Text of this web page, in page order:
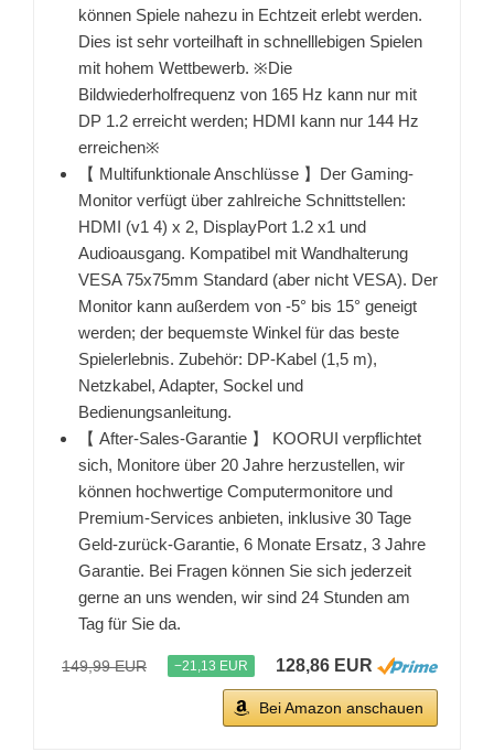
können Spiele nahezu in Echtzeit erlebt werden.
Dies ist sehr vorteilhaft in schnelllebigen Spielen
mit hohem Wettbewerb. ※Die
Bildwiederholfrequenz von 165 Hz kann nur mit
DP 1.2 erreicht werden; HDMI kann nur 144 Hz
erreichen※
【 Multifunktionale Anschlüsse 】Der Gaming-
Monitor verfügt über zahlreiche Schnittstellen:
HDMI (v1 4) x 2, DisplayPort 1.2 x1 und
Audioausgang. Kompatibel mit Wandhalterung
VESA 75x75mm Standard (aber nicht VESA). Der
Monitor kann außerdem von -5° bis 15° geneigt
werden; der bequemste Winkel für das beste
Spielerlebnis. Zubehör: DP-Kabel (1,5 m),
Netzkabel, Adapter, Sockel und
Bedienungsanleitung.
【 After-Sales-Garantie 】 KOORUI verpflichtet
sich, Monitore über 20 Jahre herzustellen, wir
können hochwertige Computermonitore und
Premium-Services anbieten, inklusive 30 Tage
Geld-zurück-Garantie, 6 Monate Ersatz, 3 Jahre
Garantie. Bei Fragen können Sie sich jederzeit
gerne an uns wenden, wir sind 24 Stunden am
Tag für Sie da.
149,99 EUR −21,13 EUR 128,86 EUR
Bei Amazon anschauen